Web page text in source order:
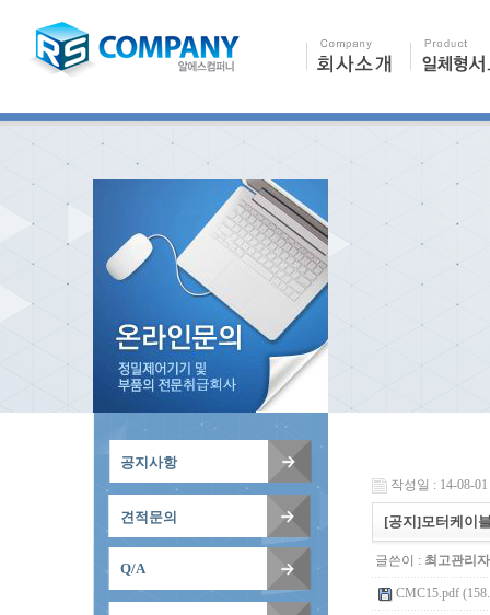
공지사항
견적문의
Q/A
작성일 : 14-08-01
[공지]모터케이
글쓴이 : 최고관리자
CMC15.pdf